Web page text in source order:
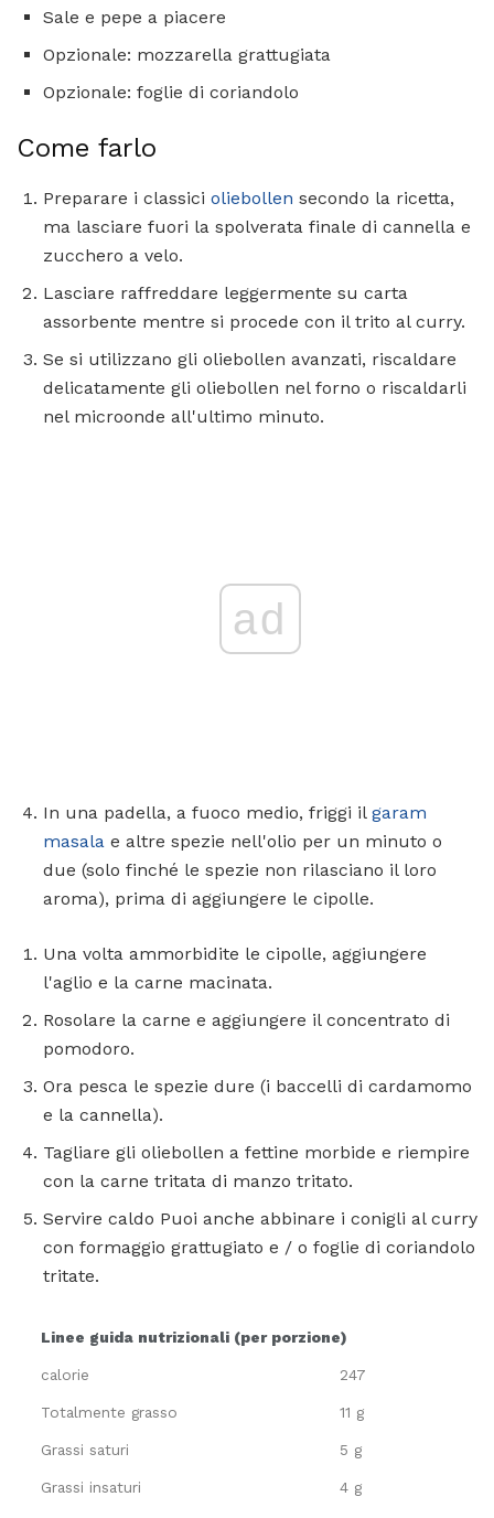
Sale e pepe a piacere
Opzionale: mozzarella grattugiata
Opzionale: foglie di coriandolo
Come farlo
Preparare i classici oliebollen secondo la ricetta,
ma lasciare fuori la spolverata finale di cannella e
zucchero a velo.
Lasciare raffreddare leggermente su carta
assorbente mentre si procede con il trito al curry.
Se si utilizzano gli oliebollen avanzati, riscaldare
delicatamente gli oliebollen nel forno o riscaldarli
nel microonde all'ultimo minuto.
ad
In una padella, a fuoco medio, friggi il garam
masala e altre spezie nell'olio per un minuto o
due (solo finché le spezie non rilasciano il loro
aroma), prima di aggiungere le cipolle.
Una volta ammorbidite le cipolle, aggiungere
l'aglio e la carne macinata.
Rosolare la carne e aggiungere il concentrato di
pomodoro.
Ora pesca le spezie dure (i baccelli di cardamomo
e la cannella).
Tagliare gli oliebollen a fettine morbide e riempire
con la carne tritata di manzo tritato.
Servire caldo Puoi anche abbinare i conigli al curry
con formaggio grattugiato e / o foglie di coriandolo
tritate.
Linee guida nutrizionali (per porzione)
calorie 247
Totalmente grasso 11 g
Grassi saturi 5 g
Grassi insaturi 4 g